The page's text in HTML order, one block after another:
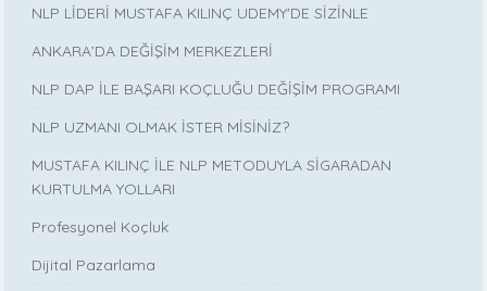
NLP LİDERİ MUSTAFA KILINÇ UDEMY'DE SİZİNLE
ANKARA’DA DEĞİŞİM MERKEZLERİ
NLP DAP İLE BAŞARI KOÇLUĞU DEĞİŞİM PROGRAMI
NLP UZMANI OLMAK İSTER MİSİNİZ?
MUSTAFA KILINÇ İLE NLP METODUYLA SİGARADAN
KURTULMA YOLLARI
Profesyonel Koçluk
Dijital Pazarlama